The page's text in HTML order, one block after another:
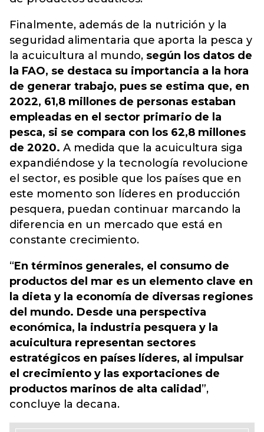
Finalmente, además de la nutrición y la
seguridad alimentaria que aporta la pesca y
la acuicultura al mundo, según los datos de
la FAO, se destaca su importancia a la hora
de generar trabajo, pues se estima que, en
2022, 61,8 millones de personas estaban
empleadas en el sector primario de la
pesca, si se compara con los 62,8 millones
de 2020. A medida que la acuicultura siga
expandiéndose y la tecnología revolucione
el sector, es posible que los países que en
este momento son líderes en producción
pesquera, puedan continuar marcando la
diferencia en un mercado que está en
constante crecimiento.
“En términos generales, el consumo de
productos del mar es un elemento clave en
la dieta y la economía de diversas regiones
del mundo. Desde una perspectiva
económica, la industria pesquera y la
acuicultura representan sectores
estratégicos en países líderes, al impulsar
el crecimiento y las exportaciones de
productos marinos de alta calidad ”,
concluye la decana.